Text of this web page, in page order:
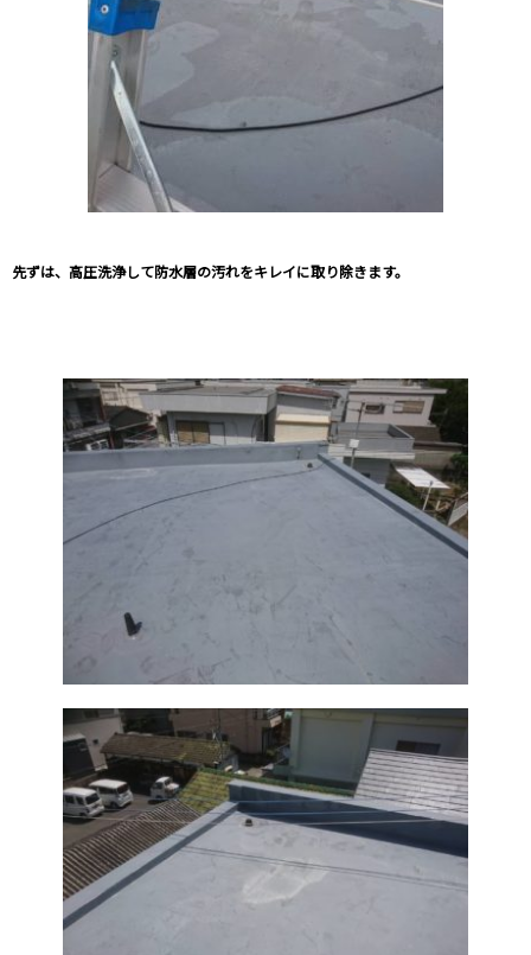
先ずは、高圧洗浄して防水層の汚れをキレイに取り除きます。